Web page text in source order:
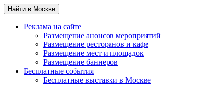
Найти в Москве
Реклама на сайте
Размещение анонсов мероприятий
Размещение ресторанов и кафе
Размещение мест и площадок
Размещение баннеров
Бесплатные события
Бесплатные выставки в Москве